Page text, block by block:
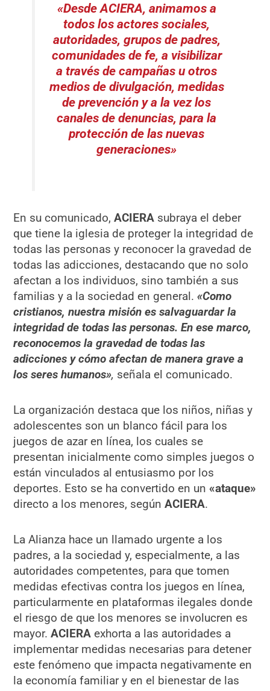
«Desde ACIERA, animamos a
todos los actores sociales,
autoridades, grupos de padres,
comunidades de fe, a visibilizar
a través de campañas u otros
medios de divulgación, medidas
de prevención y a la vez los
canales de denuncias, para la
protección de las nuevas
generaciones»
En su comunicado,ACIERA subraya el deber
que tiene la iglesia de proteger la integridad de
todas las personas y reconocer la gravedad de
todas las adicciones, destacando que no solo
afectan a los individuos, sino también a sus
familias y a la sociedad en general.«Como
cristianos, nuestra misión es salvaguardar la
integridad de todas las personas. En ese marco,
reconocemos la gravedad de todas las
adicciones y cómo afectan de manera grave a
los seres humanos», señala el comunicado.
La organización destaca que los niños, niñas y
adolescentes son un blanco fácil para los
juegos de azar en línea, los cuales se
presentan inicialmente como simples juegos o
están vinculados al entusiasmo por los
deportes. Esto se ha convertido en un «ataque»
directo a los menores, segúnACIERA.
La Alianza hace un llamado urgente a los
padres, a la sociedad y, especialmente, a las
autoridades competentes, para que tomen
medidas efectivas contra los juegos en línea,
particularmente en plataformas ilegales donde
el riesgo de que los menores se involucren es
mayor.ACIERA exhorta a las autoridades a
implementar medidas necesarias para detener
este fenómeno que impacta negativamente en
la economía familiar y en el bienestar de las